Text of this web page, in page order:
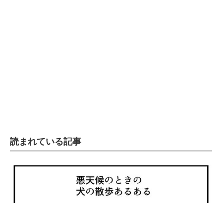
読まれている記事